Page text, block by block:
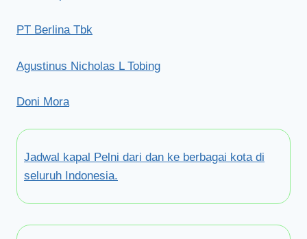
PT Berlina Tbk
Agustinus Nicholas L Tobing
Doni Mora
Jadwal kapal Pelni dari dan ke berbagai kota di
seluruh Indonesia.